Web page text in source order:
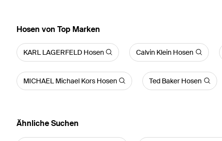
Hosen von Top Marken
KARL LAGERFELD Hosen Calvin Klein Hosen
MICHAEL Michael Kors Hosen Ted Baker Hosen
Ähnliche Suchen